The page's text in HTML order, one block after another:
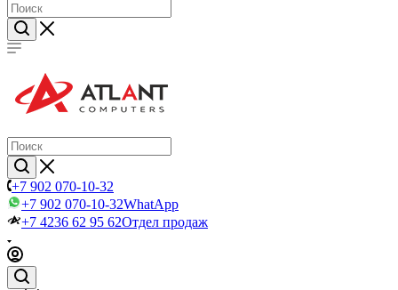
+7 902 070-10-32
+7 902 070-10-32WhatApp
+7 4236 62 95 62Отдел продаж